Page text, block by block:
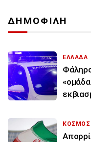
ΔΗΜΟΦΙΛΗ
ΕΛΛΑΔΑ
ΚΟΣΜΟΣ